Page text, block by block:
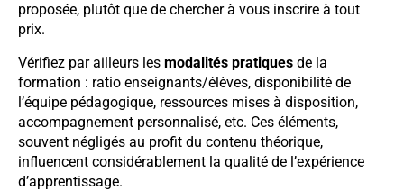
proposée, plutôt que de chercher à vous inscrire à tout
prix.
Vérifiez par ailleurs les modalités pratiques de la
formation : ratio enseignants/élèves, disponibilité de
l’équipe pédagogique, ressources mises à disposition,
accompagnement personnalisé, etc. Ces éléments,
souvent négligés au profit du contenu théorique,
influencent considérablement la qualité de l’expérience
d’apprentissage.